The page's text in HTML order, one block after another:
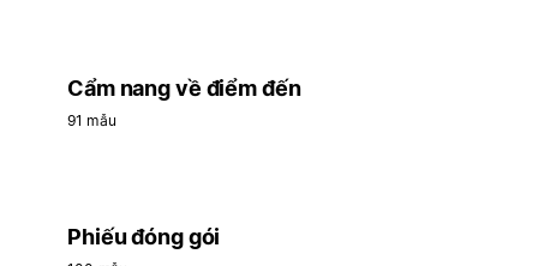
Cẩm nang về điểm đến
91 mẫu
Phiếu đóng gói